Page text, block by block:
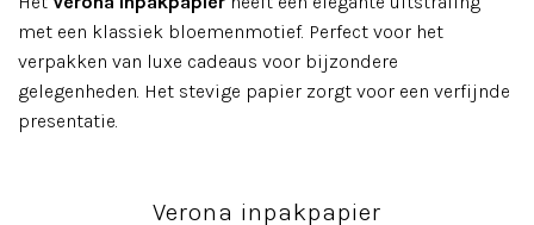
met een klassiek bloemenmotief. Perfect voor het
verpakken van luxe cadeaus voor bijzondere
gelegenheden. Het stevige papier zorgt voor een verfijnde
presentatie.
Verona inpakpapier